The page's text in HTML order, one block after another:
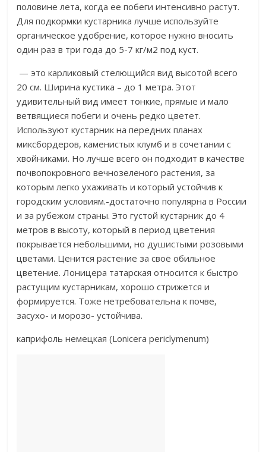
половине лета, когда ее побеги интенсивно растут.
Для подкормки кустарника лучше используйте
органическое удобрение, которое нужно вносить
один раз в три года до 5-7 кг/м2 под куст.​
​ — это карликовый стелющийся вид высотой всего
20 см. Ширина кустика – до 1 метра. Этот
удивительный вид имеет тонкие, прямые и мало
ветвящиеся побеги и очень редко цветет.
Используют кустарник на передних планах
миксбордеров, каменистых клумб и в сочетании с
хвойниками. Но лучше всего он подходит в качестве
почвопокровного вечнозеленого растения, за
которым легко ухаживать и который устойчив к
городским условиям.​​-достаточно популярна в России
и за рубежом страны. Это густой кустарник до 4
метров в высоту, который в период цветения
покрывается небольшими, но душистыми розовыми
цветами. Ценится растение за своё обильное
цветение. Лоницера татарская относится к быстро
растущим кустарникам, хорошо стрижется и
формируется. Тоже нетребовательна к почве,
засухо- и морозо- устойчива.​
​каприфоль немецкая (Lonicera periclymenum)​